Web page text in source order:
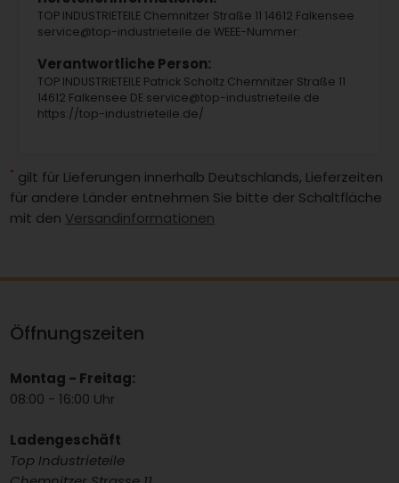
TOP INDUSTRIETEILE Chemnitzer Straße 11 14612 Falkensee
service@top-industrieteile.de WEEE-Nummer:
Verantwortliche Person:
TOP INDUSTRIETEILE Patrick Scholtz Chemnitzer Straße 11
14612 Falkensee DE service@top-industrieteile.de
https://top-industrieteile.de/
* gilt für Lieferungen innerhalb Deutschlands, Lieferzeiten
für andere Länder entnehmen Sie bitte der Schaltfläche
mit den Versandinformationen
Öffnungszeiten
Montag - Freitag:
08:00 - 16:00 Uhr
Ladengeschäft
Top Industrieteile